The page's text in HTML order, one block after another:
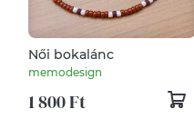
Női bokalánc
memodesign
1 800 Ft